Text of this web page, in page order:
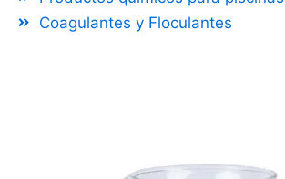
Coagulantes y Floculantes